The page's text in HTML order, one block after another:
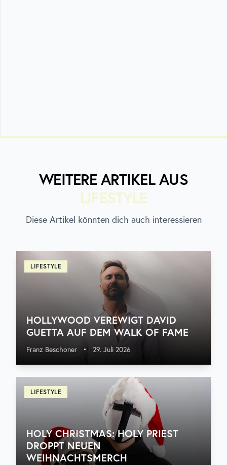
WEITERE ARTIKEL AUS
LIFESTYLE
Diese Artikel könnten dich auch interessieren
LIFESTYLE
HOLLYWOOD VEREWIGT DAVID
GUETTA AUF DEM WALK OF FAME
Franz Beschoner • 29. Juli 2026
LIFESTYLE
HOLY CHRISTMAS: HOLY PRIEST
DROPPT NEUEN
WEIHNACHTSMERCH